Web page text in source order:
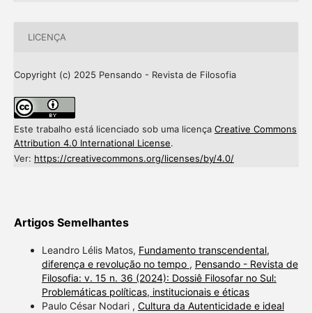
LICENÇA
Copyright (c) 2025 Pensando - Revista de Filosofia
Este trabalho está licenciado sob uma licença Creative Commons
Attribution 4.0 International License.
Ver: https://creativecommons.org/licenses/by/4.0/
Artigos Semelhantes
Leandro Lélis Matos, Fundamento transcendental,
diferença e revolução no tempo , Pensando - Revista de
Filosofia: v. 15 n. 36 (2024): Dossiê Filosofar no Sul:
Problemáticas políticas, institucionais e éticas
Paulo César Nodari , Cultura da Autenticidade e ideal